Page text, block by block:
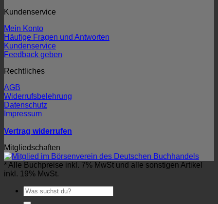
Kundenservice
Mein Konto
Häufige Fragen und Antworten
Kundenservice
Feedback geben
Rechtliches
AGB
Widerrufsbelehrung
Datenschutz
Impressum
Vertrag widerrufen
Mitgliedschaften
* Alle Buchpreise inkl. 7% MwSt und alle sonstigen Artikel
inkl. 19% MwSt.
Suchen
nach: